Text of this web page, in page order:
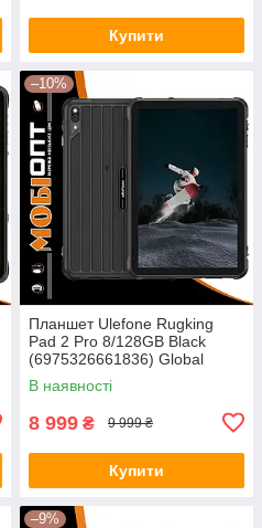
Купити
–10%
Планшет Ulefone Rugking
Pad 2 Pro 8/128GB Black
(6975326661836) Global
version
В наявності
8 999 ₴ 9 999 ₴
Купити
–9%